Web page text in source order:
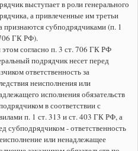
выступает в роли генерального
а привлеченные им третьи
признаются субподрядчиками (п. 1
ГК РФ).
согласно п. 3 ст. 706 ГК РФ
подрядчик несет перед
ответственность за
неисполнения или
исполнения обязательств
в соответствии с
п. 1 ст. 313 и ст. 403 ГК РФ, а
субподрядчиком - ответственность
или ненадлежащее